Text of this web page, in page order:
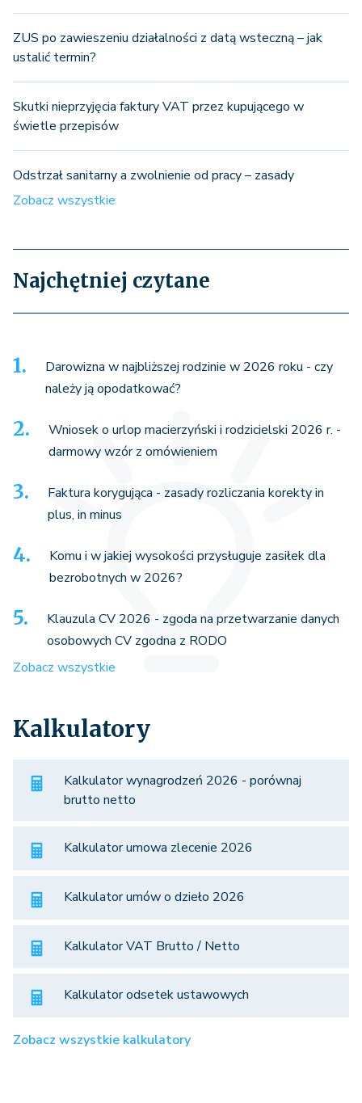
ZUS po zawieszeniu działalności z datą wsteczną – jak
ustalić termin?
Skutki nieprzyjęcia faktury VAT przez kupującego w
świetle przepisów
Odstrzał sanitarny a zwolnienie od pracy – zasady
Zobacz wszystkie
Najchętniej czytane
Darowizna w najbliższej rodzinie w 2026 roku - czy
należy ją opodatkować?
Wniosek o urlop macierzyński i rodzicielski 2026 r. -
darmowy wzór z omówieniem
Faktura korygująca - zasady rozliczania korekty in
plus, in minus
Komu i w jakiej wysokości przysługuje zasiłek dla
bezrobotnych w 2026?
Klauzula CV 2026 - zgoda na przetwarzanie danych
osobowych CV zgodna z RODO
Zobacz wszystkie
Kalkulatory
Kalkulator wynagrodzeń 2026 - porównaj
brutto netto
Kalkulator umowa zlecenie 2026
Kalkulator umów o dzieło 2026
Kalkulator VAT Brutto / Netto
Kalkulator odsetek ustawowych
Zobacz wszystkie kalkulatory